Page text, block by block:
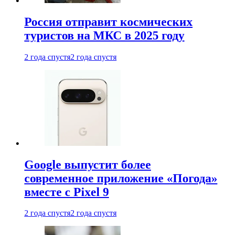
Россия отправит космических
туристов на МКС в 2025 году
2 года спустя2 года спустя
Google выпустит более
современное приложение «Погода»
вместе с Pixel 9
2 года спустя2 года спустя